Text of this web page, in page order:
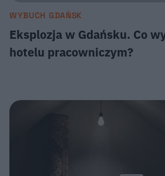
WYBUCH GDAŃSK
Eksplozja w Gdańsku. Co
hotelu pracowniczym?